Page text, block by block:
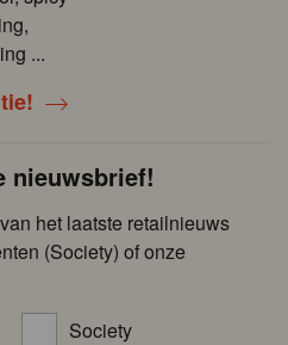
...
nieuwsbrief!
het laatste retailnieuws
(Society) of onze
Society